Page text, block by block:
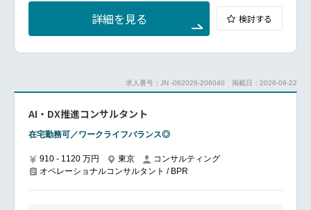
SLTメンバーとして経営に近い立場で意思決定と実行
をつなぐ役割を担っていただきます。
時間の中で高品質な製品を安定供給するミッションを
AGILE導入後、改善マインドは高まりつつも、なお変
革余地は大きく、今まさに過去の延長ではない成長を
OE Leadとして、リーン／シックスシグマ、デジタ
ル、コーチングの専門性を掛け合わせ、グローバルと
━━━━━━━━━━━━━━━#spotlightjob1
クライアントの経営課題・業務課題に対し、論点設
計、進捗管理、クオリティ管理までプロジェクト全体
けた提案活動にも従事いただきます。
■具体的な業務内容
アリング、プロジェクトの論点・タスク設計
クライアント報告資料（プレゼンテーションスライド
等）の作成・品質担保
詳細を見る 検討する
求人番号：JN -062026-206040 掲載日：2026-06-22
AI・DX推進コンサルタント
在宅勤務可／ワークライフバランス◎
910 - 1120 万円 東京
コンサルティング
オペレーショナルコンサルタント / BPR